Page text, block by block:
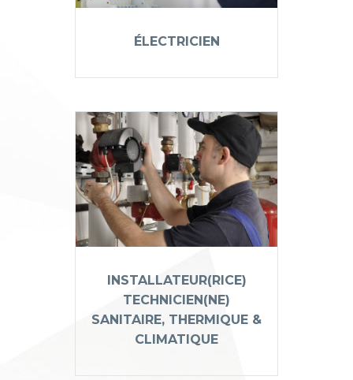
ÉLECTRICIEN
INSTALLATEUR(RICE)
TECHNICIEN(NE)
SANITAIRE, THERMIQUE &
CLIMATIQUE